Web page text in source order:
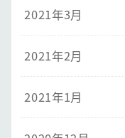
2021年3月
2021年2月
2021年1月